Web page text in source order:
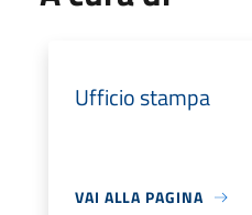
Ufficio stampa
VAI ALLA PAGINA